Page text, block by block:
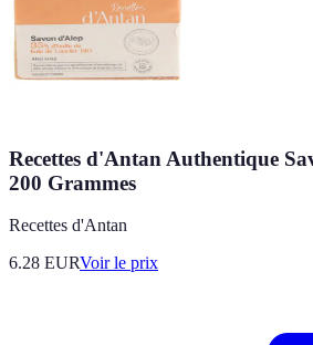
Recettes d'Antan Authentique
200 Grammes
Recettes d'Antan
6.28 EURVoir le prix